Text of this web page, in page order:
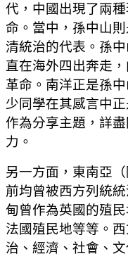
代，中國出現了兩
命。當中，孫中山
清統治的代表。孫
直在海外四出奔走
革命。南洋正是孫
少同學在其感言中
作為分享主題，詳
力。
另一方面，東南亞
前均曾被西方列統
甸曾作為英國的殖
法國殖民地等等。
治、經濟、社會、